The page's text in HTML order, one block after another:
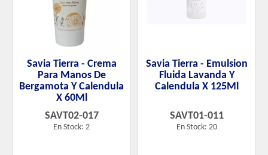
Savia Tierra - Crema
Para Manos De
Bergamota Y Calendula
X 60Ml
SAVT02-017
En Stock: 2
Savia Tierra - Emulsion
Fluida Lavanda Y
Calendula X 125Ml
SAVT01-011
En Stock: 20